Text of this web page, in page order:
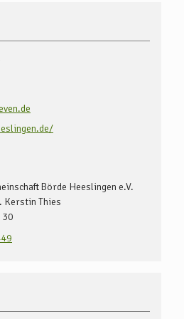
Börde Heeslingen e.V.
Kerstin Thies
30